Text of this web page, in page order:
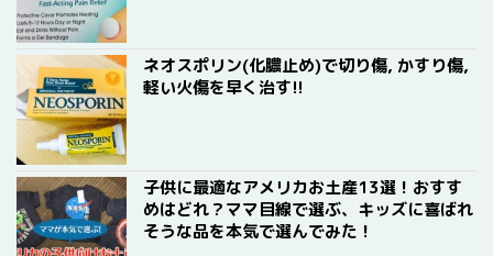
ネオスポリン(化膿止め)で切り傷, かすり傷,
軽い火傷を早く治す!!
子供に最適なアメリカお土産13選！おすす
めはどれ？ママ目線で選ぶ、キッズに喜ばれ
そうな品を本気で選んでみた！